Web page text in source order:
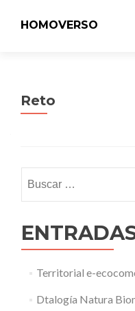
HOMOVERSO
Reto
Territorial e-
Dtalogía Natura